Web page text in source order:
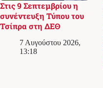
Στις 9 Σεπτεμβρίου η
συνέντευξη Τύπου του
Τσίπρα στη ΔΕΘ
7 Αυγούστου 2026,
13:18